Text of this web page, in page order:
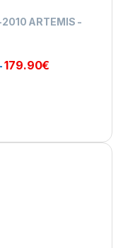
ARTEMIS -
179.90€